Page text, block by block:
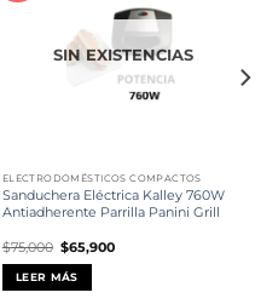
SIN EXISTENCIAS
ELECTRODOMÉSTICOS COMPACTOS
Sanduchera Eléctrica Kalley 760W
Antiadherente Parrilla Panini Grill
$75,000 El
precio
original
era:
$75,000.
$65,900El
LEER MÁS